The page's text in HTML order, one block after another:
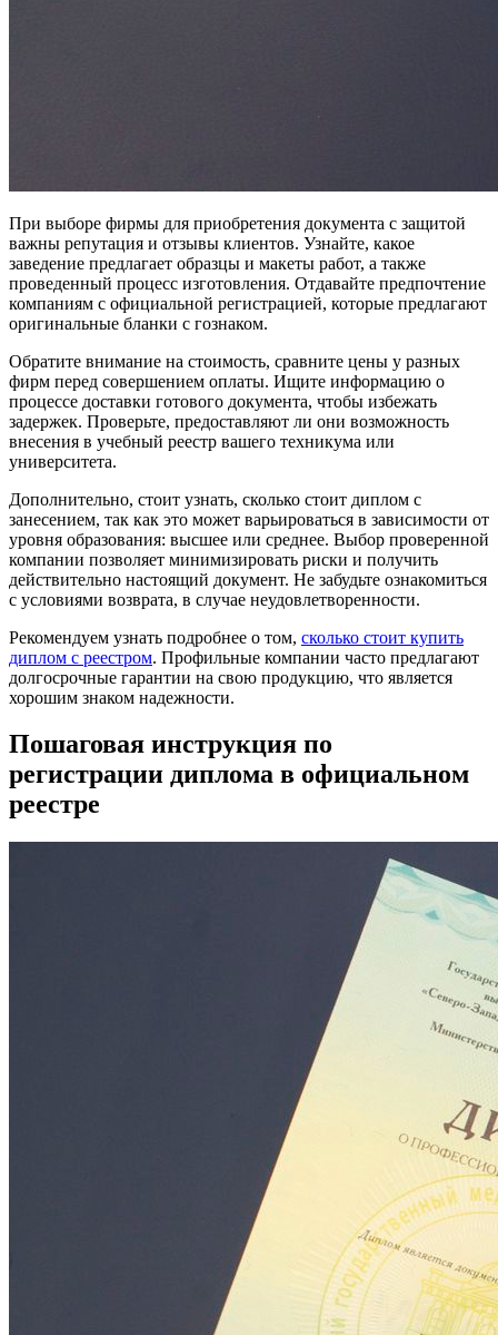
При выборе фирмы для приобретения документа с защитой
важны репутация и отзывы клиентов. Узнайте, какое
заведение предлагает образцы и макеты работ, а также
проведенный процесс изготовления. Отдавайте предпочтение
компаниям с официальной регистрацией, которые предлагают
оригинальные бланки с гознаком.
Обратите внимание на стоимость, сравните цены у разных
фирм перед совершением оплаты. Ищите информацию о
процессе доставки готового документа, чтобы избежать
задержек. Проверьте, предоставляют ли они возможность
внесения в учебный реестр вашего техникума или
университета.
Дополнительно, стоит узнать, сколько стоит диплом с
занесением, так как это может варьироваться в зависимости от
уровня образования: высшее или среднее. Выбор проверенной
компании позволяет минимизировать риски и получить
действительно настоящий документ. Не забудьте ознакомиться
с условиями возврата, в случае неудовлетворенности.
Рекомендуем узнать подробнее о том, сколько стоит купить
диплом с реестром. Профильные компании часто предлагают
долгосрочные гарантии на свою продукцию, что является
хорошим знаком надежности.
Пошаговая инструкция по
регистрации диплома в официальном
реестре